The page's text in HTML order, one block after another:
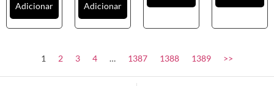
Adicionar Adicionar
1 2 3 4 … 1387 1388 1389 >>